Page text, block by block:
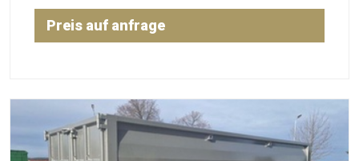
Preis auf anfrage